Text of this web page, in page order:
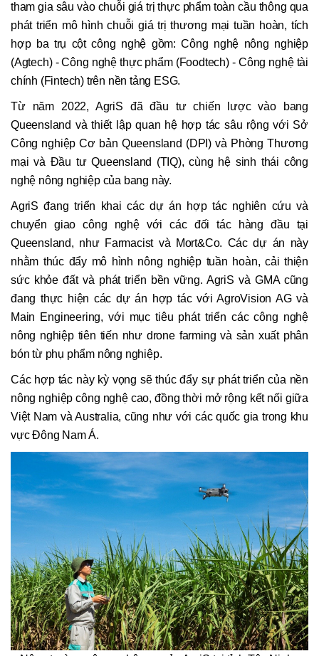
tham gia sâu vào chuỗi giá trị thực phẩm toàn cầu thông qua
phát triển mô hình chuỗi giá trị thương mại tuần hoàn, tích
hợp ba trụ cột công nghệ gồm: Công nghệ nông nghiệp
(Agtech) - Công nghệ thực phẩm (Foodtech) - Công nghệ tài
chính (Fintech) trên nền tảng ESG.
Từ năm 2022, AgriS đã đầu tư chiến lược vào bang
Queensland và thiết lập quan hệ hợp tác sâu rộng với Sở
Công nghiệp Cơ bản Queensland (DPI) và Phòng Thương
mại và Đầu tư Queensland (TIQ), cùng hệ sinh thái công
nghệ nông nghiệp của bang này.
AgriS đang triển khai các dự án hợp tác nghiên cứu và
chuyển giao công nghệ với các đối tác hàng đầu tại
Queensland, như Farmacist và Mort&Co. Các dự án này
nhằm thúc đẩy mô hình nông nghiệp tuần hoàn, cải thiện
sức khỏe đất và phát triển bền vững. AgriS và GMA cũng
đang thực hiện các dự án hợp tác với AgroVision AG và
Main Engineering, với mục tiêu phát triển các công nghệ
nông nghiệp tiên tiến như drone farming và sản xuất phân
bón từ phụ phẩm nông nghiệp.
Các hợp tác này kỳ vọng sẽ thúc đẩy sự phát triển của nền
nông nghiệp công nghệ cao, đồng thời mở rộng kết nối giữa
Việt Nam và Australia, cũng như với các quốc gia trong khu
vực Đông Nam Á.